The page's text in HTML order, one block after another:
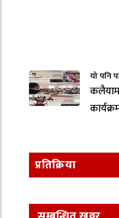
यो पनि
प्रतिक्रिया